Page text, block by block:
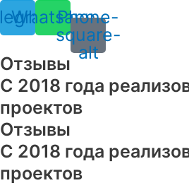
Whatsapp
Phone-
square-
alt
Отзывы
С 2018 года
проектов
Отзывы
С 2018 года
проектов